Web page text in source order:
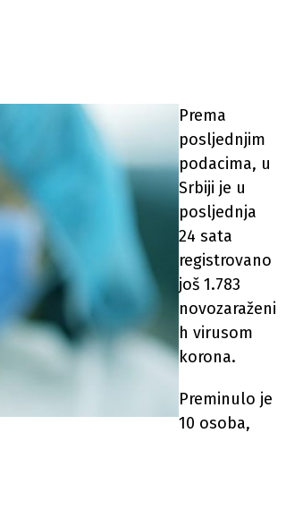
Prema
posljednjim
podacima, u
Srbiji je u
posljednja
24 sata
registrovano
još 1.783
novozaraženi
h virusom
korona.
Preminulo je
10 osoba,